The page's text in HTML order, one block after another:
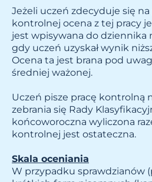
Jeżeli uczeń zdecyduje się
kontrolnej ocena z tej pracy
jest wpisywana do dziennika
gdy uczeń uzyskał wynik
Ocena ta jest brana pod
średniej ważonej.
Uczeń pisze pracę kontrolną
zebrania się Rady
końcoworoczna wyliczona
kontrolnej jest ostateczna.
Skala oceniania
W przypadku sprawdzianów